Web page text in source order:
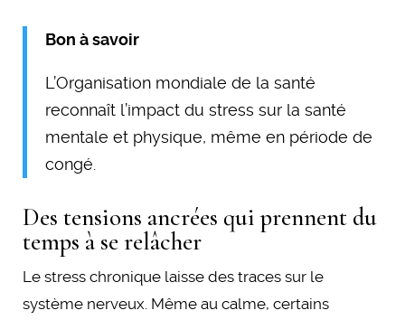
Bon à savoir
L’Organisation mondiale de la santé
reconnaît l’impact du stress sur la santé
mentale et physique, même en période de
congé.
Des tensions ancrées qui prennent du
temps à se relâcher
Le stress chronique laisse des traces sur le
système nerveux. Même au calme, certains